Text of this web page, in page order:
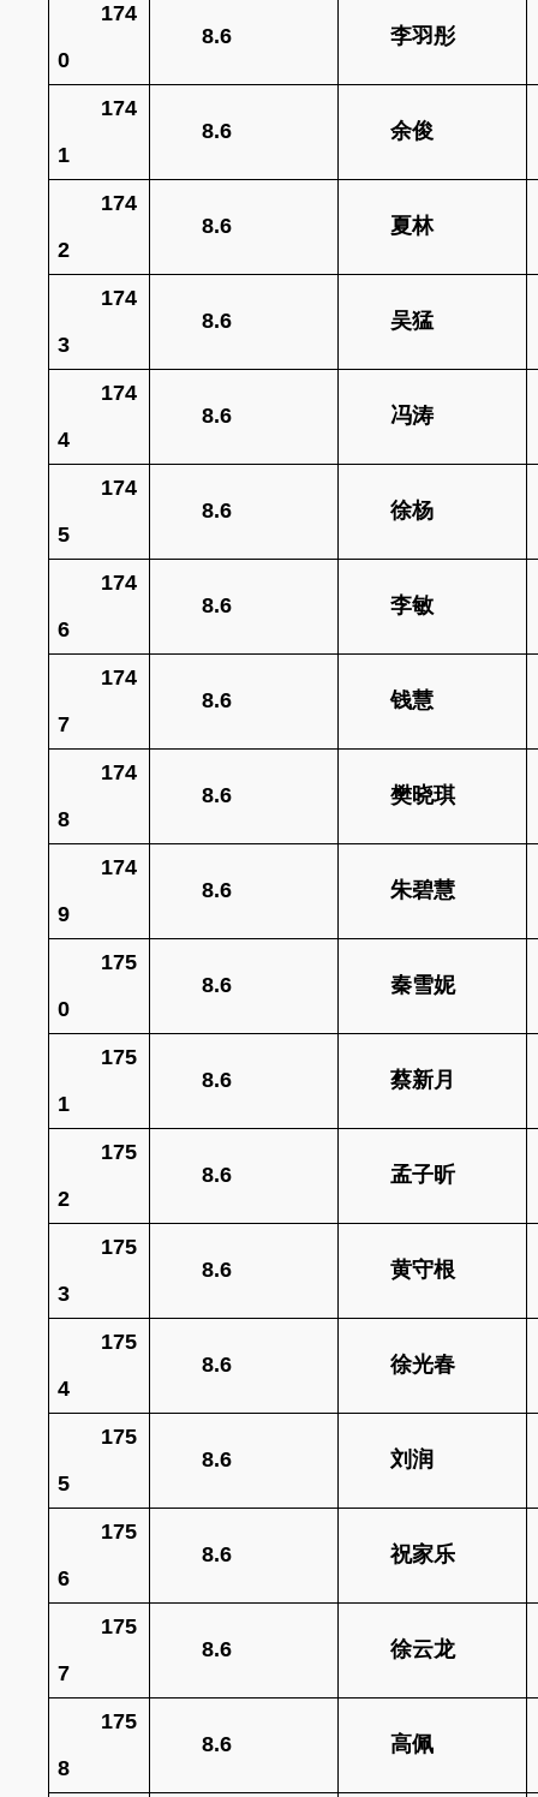
174
0
8.6 李羽彤
174
1
8.6 余俊
174
2
8.6 夏林
174
3
8.6 吴猛
174
4
8.6 冯涛
174
5
8.6 徐杨
174
6
8.6 李敏
174
7
8.6 钱慧
174
8
8.6 樊晓琪
174
9
8.6 朱碧慧
175
0
8.6 秦雪妮
175
1
8.6 蔡新月
175
2
8.6 孟子昕
175
3
8.6 黄守根
175
4
8.6 徐光春
175
5
8.6 刘润
175
6
8.6 祝家乐
175
7
8.6 徐云龙
175
8
8.6 高佩